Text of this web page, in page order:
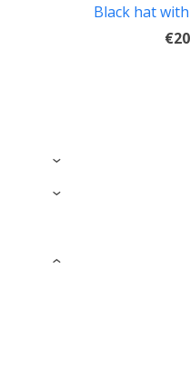
›
›
›
Black hat